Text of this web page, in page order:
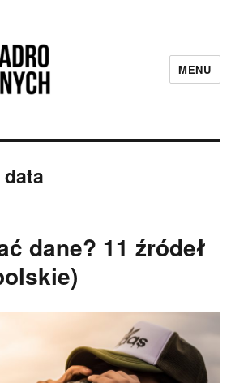
MENU
dane? 11 źródeł